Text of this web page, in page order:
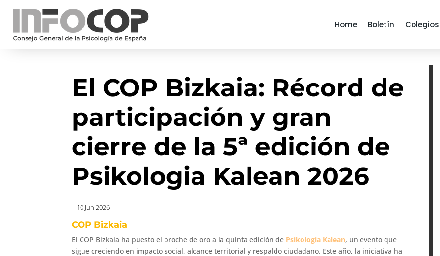
Home Boletín Colegios
El COP Bizkaia: Récord de
participación y gran
cierre de la 5ª edición de
Psikologia Kalean 2026
10 Jun 2026
COP Bizkaia
El COP Bizkaia ha puesto el broche de oro a la quinta edición de Psikologia Kalean, un evento que
sigue creciendo en impacto social, alcance territorial y respaldo ciudadano. Este año, la iniciativa ha